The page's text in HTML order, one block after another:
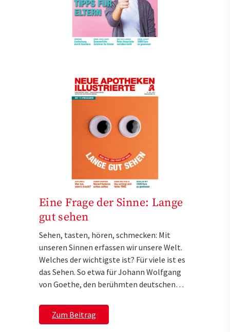
Eine Frage der Sinne: Lange
gut sehen
Sehen, tasten, hören, schmecken: Mit
unseren Sinnen erfassen wir unsere Welt.
Welches der wichtigste ist? Für viele ist es
das Sehen. So etwa für Johann Wolfgang
von Goethe, den berühmten deutschen…
Zum Beitrag